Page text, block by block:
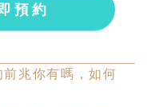
預約
兆你有嗎，如何